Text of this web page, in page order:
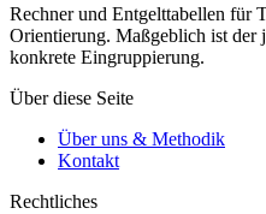
Rechner und Entgelttabellen für
Orientierung. Maßgeblich ist der
konkrete Eingruppierung.
Über diese Seite
Über uns & Methodik
Kontakt
Rechtliches